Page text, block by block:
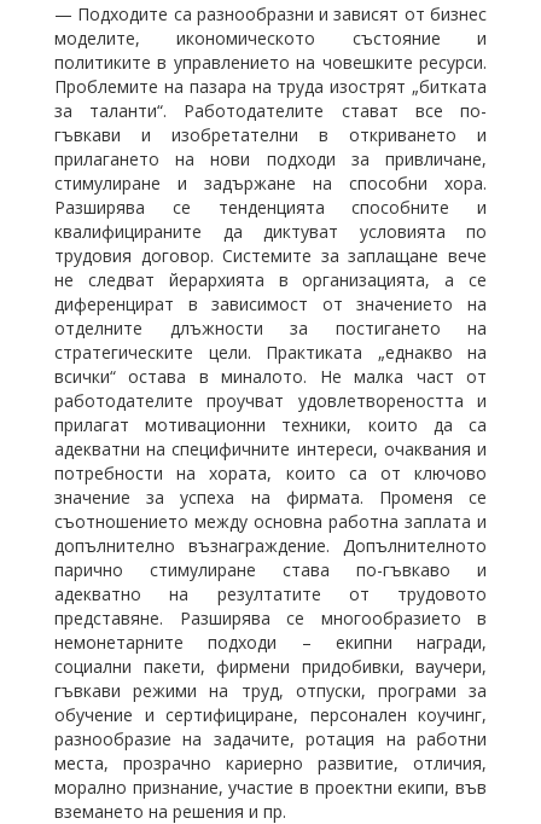
⁠— Подходите са разнообразни и зависят от бизнес
моделите, икономическото състояние и
политиките в управлението на човешките ресурси.
Проблемите на пазара на труда изострят „битката
за таланти“. Работодателите стават все по-
гъвкави и изобретателни в откриването и
прилагането на нови подходи за привличане,
стимулиране и задържане на способни хора.
Разширява се тенденцията способните и
квалифицираните да диктуват условията по
трудовия договор. Системите за заплащане вече
не следват йерархията в организацията, а се
диференцират в зависимост от значението на
отделните длъжности за постигането на
стратегическите цели. Практиката „еднакво на
всички“ остава в миналото. Не малка част от
работодателите проучват удовлетвореността и
прилагат мотивационни техники, които да са
адекватни на специфичните интереси, очаквания и
потребности на хората, които са от ключово
значение за успеха на фирмата. Променя се
съотношението между основна работна заплата и
допълнително възнаграждение. Допълнителното
парично стимулиране става по-гъвкаво и
адекватно на резултатите от трудовото
представяне. Разширява се многообразието в
немонетарните подходи – екипни награди,
социални пакети, фирмени придобивки, ваучери,
гъвкави режими на труд, отпуски, програми за
обучение и сертифициране, персонален коучинг,
разнообразие на задачите, ротация на работни
места, прозрачно кариерно развитие, отличия,
морално признание, участие в проектни екипи, във
вземането на решения и пр.